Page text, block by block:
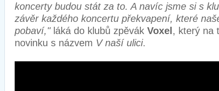
koncerty budou stát za to. A navíc jsme si s
závěr každého koncertu překvapení, které
pobaví,"láká do klubů zpěvák Voxel , který na
novinku s názvem V naší ulici.